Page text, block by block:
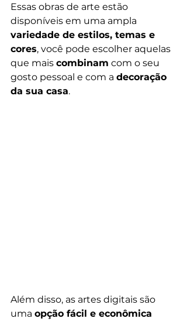
Essas obras de arte estão
disponíveis em uma ampla
variedade de estilos, temas e
cores, você pode escolher aquelas
que mais combinam com o seu
gosto pessoal e com a decoração
da sua casa.
Além disso, as artes digitais são
uma opção fácil e econômica